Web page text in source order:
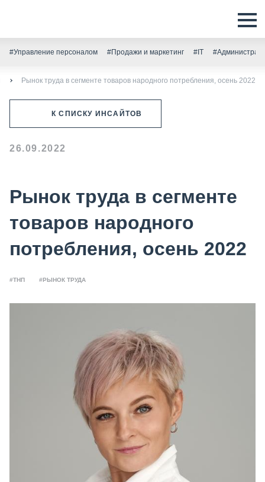
#Управление персоналом #Продажи и маркетинг #IT
Рынок труда в сегменте товаров народного потребления, осень 2022
К СПИСКУ ИНСАЙТОВ
26.09.2022
Рынок труда в сегменте
товаров народного
потребления, осень 2022
#ТНП #РЫНОК ТРУДА